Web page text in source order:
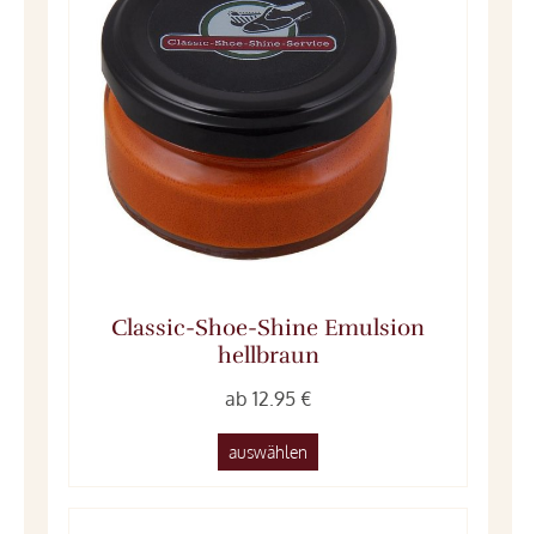
Classic-Shoe-Shine Emulsion
hellbraun
ab 12.95 €
auswählen